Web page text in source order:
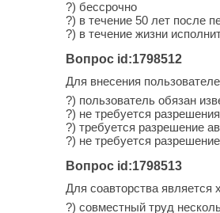
?) бессрочно
?) в течение 50 лет после
?) в течение жизни
Вопрос id:1798512
Для внесения
?) пользователь обязан
?) не требуется
?) требуется разрешение
?) не требуется
Вопрос id:1798513
Для соавторства является
?) совместный труд